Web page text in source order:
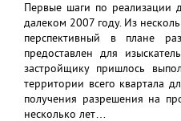
Первые шаги по реализации
далеком 2007 году. Из
перспективный в плане
предоставлен для
застройщику пришлось
территории всего квартала
получения разрешения на
несколько лет…